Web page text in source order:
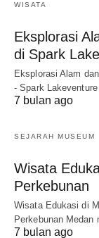
WISATA
Eksplorasi
di Spark
Eksplorasi Alam
- Spark
7 bulan ago
SEJARAH MUSEUM
Wisata
Perkebunan
Wisata Edukasi di
Perkebunan
7 bulan ago